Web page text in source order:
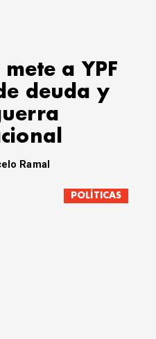
a YPF
deuda y
Ramal
POLÍTICAS